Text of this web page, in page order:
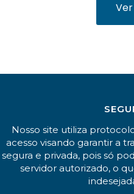
Nosso site utiliza
acesso visando garantir a
segura e privada, pois só
servidor autorizado, o